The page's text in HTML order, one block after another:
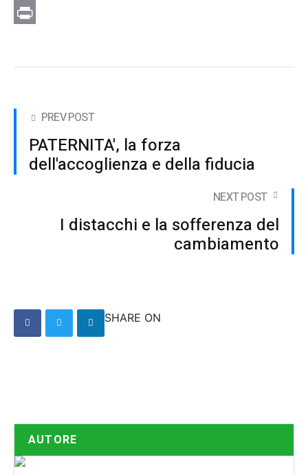
Email
PREV POST
PATERNITA', la forza
dell'accoglienza e della fiducia
NEXT POST
I distacchi e la sofferenza del
cambiamento
SHARE ON
AUTORE